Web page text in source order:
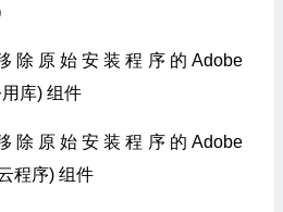
除原始安装程序的Adobe
库) 组件
除原始安装程序的Adobe
程序) 组件